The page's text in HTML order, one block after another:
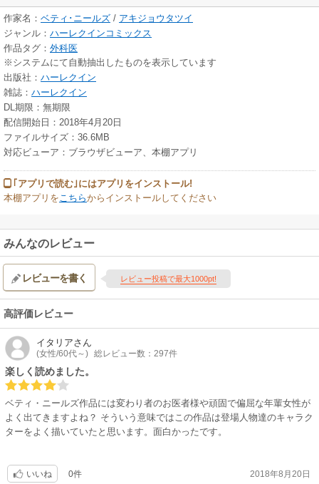
作家名： ベティ･ニールズ / アキジョウタツイ
ジャンル： ハーレクインコミックス
作品タグ： 外科医
※システムにて自動抽出したものを表示しています
出版社： ハーレクイン
雑誌： ハーレクイン
DL期限：無期限
配信開始日：2018年4月20日
ファイルサイズ：36.6MB
対応ビューア：ブラウザビューア、本棚アプリ
｢アプリで読む｣にはアプリをインストール!
本棚アプリをこちらからインストールしてください
みんなのレビュー
レビューを書く レビュー投稿で最大1000pt!
高評価レビュー
イタリアさん
(女性/60代～) 総レビュー数：297件
楽しく読めました。
ベティ・ニールズ作品には変わり者のお医者様や頑固で偏屈な年輩女性が
よく出てきますよね？ そういう意味ではこの作品は登場人物達のキャラク
ターをよく描いていたと思います。面白かったです。
いいね 0件 2018年8月20日